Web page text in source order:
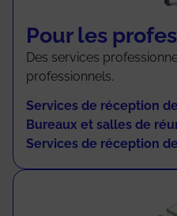
Pour les
Des services
professionnels.
Services de réception
Bureaux et salles de
Services de réception